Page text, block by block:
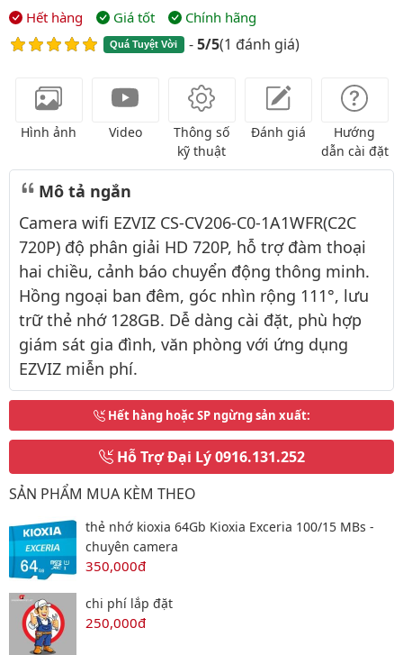
Hết hàng Giá tốt Chính hãng
Quá Tuyệt Vời -5/5(1 đánh giá)
Hình ảnh Video
Thông số
kỹ thuật
Đánh giá
Hướng
dẫn cài đặt
Mô tả ngắn
Camera wifi EZVIZ CS-CV206-C0-1A1WFR(C2C
720P) độ phân giải HD 720P, hỗ trợ đàm thoại
hai chiều, cảnh báo chuyển động thông minh.
Hồng ngoại ban đêm, góc nhìn rộng 111°, lưu
trữ thẻ nhớ 128GB. Dễ dàng cài đặt, phù hợp
giám sát gia đình, văn phòng với ứng dụng
EZVIZ miễn phí.
Hết hàng hoặc SP ngừng sản xuất:
Hỗ Trợ Đại Lý0916.131.252
SẢN PHẨM MUA KÈM THEO
thẻ nhớ kioxia 64Gb Kioxia Exceria 100/15 MBs -
chuyên camera
350,000đ
chi phí lắp đặt
250,000đ